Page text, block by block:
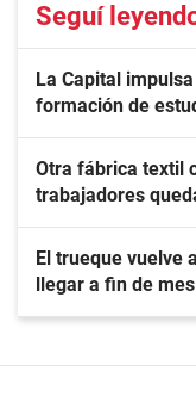
Seguí
La Capital
formación de
Otra fábrica textil
trabajadores
El trueque vuelve
llegar a fin de mes